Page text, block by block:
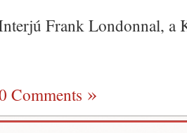
Frank Londonnal, a
Comments